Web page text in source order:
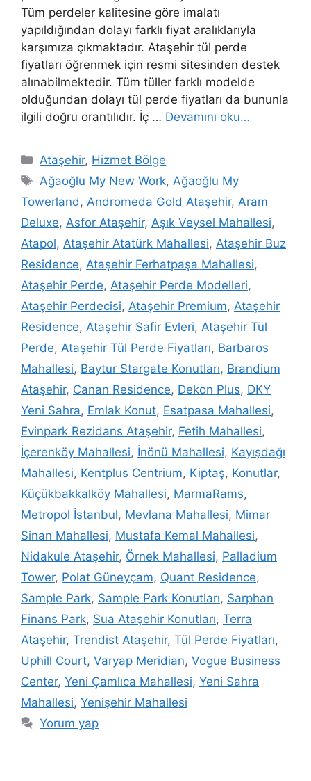
Tüm perdeler kalitesine göre imalatı
yapıldığından dolayı farklı fiyat aralıklarıyla
karşımıza çıkmaktadır. Ataşehir tül perde
fiyatları öğrenmek için resmi sitesinden destek
alınabilmektedir. Tüm tüller farklı modelde
olduğundan dolayı tül perde fiyatları da bununla
ilgili doğru orantılıdır. İç … Devamını oku…
Ataşehir, Hizmet Bölge
Ağaoğlu My New Work,Ağaoğlu My
Towerland, Andromeda Gold Ataşehir, Aram
Deluxe, Asfor Ataşehir, Aşık Veysel Mahallesi,
Atapol, Ataşehir Atatürk Mahallesi, Ataşehir Buz
Residence, Ataşehir Ferhatpaşa Mahallesi,
Ataşehir Perde, Ataşehir Perde Modelleri,
Ataşehir Perdecisi, Ataşehir Premium, Ataşehir
Residence, Ataşehir Safir Evleri, Ataşehir Tül
Perde, Ataşehir Tül Perde Fiyatları, Barbaros
Mahallesi, Baytur Stargate Konutları, Brandium
Ataşehir, Canan Residence, Dekon Plus, DKY
Yeni Sahra, Emlak Konut, Esatpasa Mahallesi,
Evinpark Rezidans Ataşehir, Fetih Mahallesi,
İçerenköy Mahallesi, İnönü Mahallesi, Kayışdağı
Mahallesi, Kentplus Centrium, Kiptaş, Konutlar,
Küçükbakkalköy Mahallesi, MarmaRams,
Metropol İstanbul, Mevlana Mahallesi, Mimar
Sinan Mahallesi, Mustafa Kemal Mahallesi,
Nidakule Ataşehir, Örnek Mahallesi, Palladium
Tower, Polat Güneyçam, Quant Residence,
Sample Park, Sample Park Konutları, Sarphan
Finans Park, Sua Ataşehir Konutları, Terra
Ataşehir, Trendist Ataşehir, Tül Perde Fiyatları,
Uphill Court, Varyap Meridian, Vogue Business
Center, Yeni Çamlıca Mahallesi, Yeni Sahra
Mahallesi, Yenişehir Mahallesi
Yorum yap